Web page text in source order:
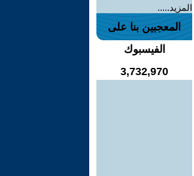
المزيد.....
المعجبين بنا على
الفيسبوك
3,732,970